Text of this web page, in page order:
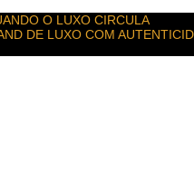
O LUXO CIRCULA
DE LUXO COM